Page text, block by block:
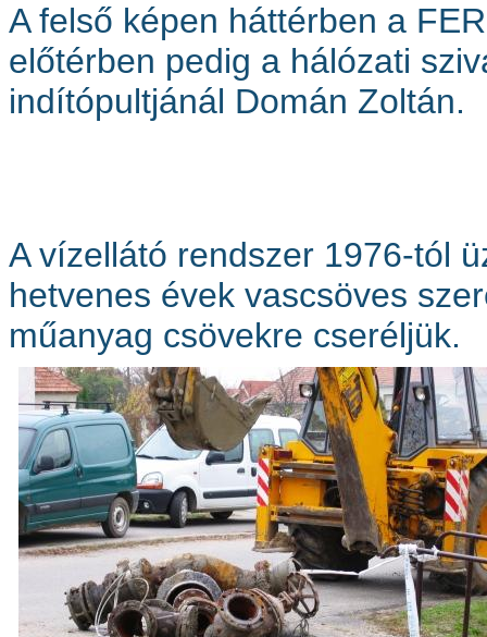
A felső képen háttérben a
előtérben pedig a hálózati
indítópultjánál Domán Zoltán.
A vízellátó rendszer 1976-tól
hetvenes évek vascsöves
műanyag csövekre cseréljük.